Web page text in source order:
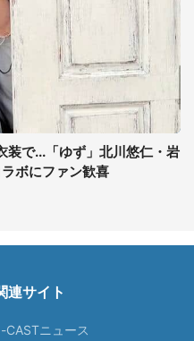
装で...「ゆず」北川悠仁・岩
ボにファン歓喜
連サイト
CASTニュース